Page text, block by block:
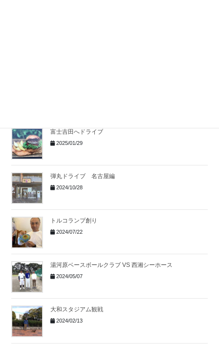
富士吉田へドライブ
2025/01/29
弾丸ドライブ 名古屋編
2024/10/28
トルコランプ創り
2024/07/22
湯河原ベースボールクラブ VS 西湘シーホース
2024/05/07
大和スタジアム観戦
2024/02/13